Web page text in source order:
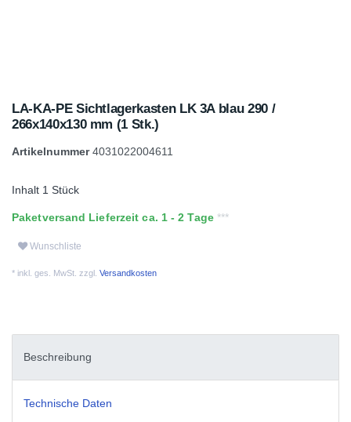
LA-KA-PE Sichtlagerkasten LK 3A blau 290 /
266x140x130 mm (1 Stk.)
Artikelnummer4031022004611
Inhalt 1 Stück
Paketversand Lieferzeit ca. 1 - 2 Tage
Wunschliste
* inkl. ges. MwSt. zzgl. Versandkosten
Beschreibung
Technische Daten